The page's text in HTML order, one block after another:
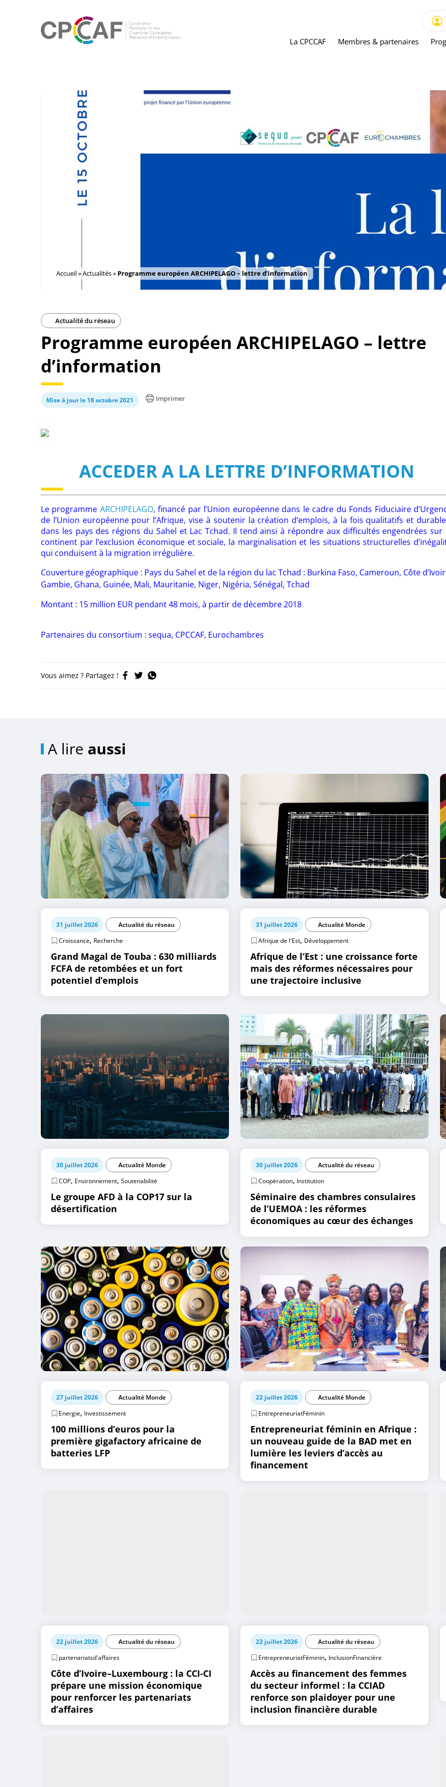
La CPCCAF Membres & partenaires
Accueil»Actualités» Programme européen ARCHIPELAGO – lettre d’information
Actualité du réseau
Programme européen ARCHIPELAGO – lettre
d’information
Mise à jour le 18 octobre 2021 Imprimer
ACCEDER A LA LETTRE D’INFORMATION
Le programme ARCHIPELAGO, financé par l’Union européenne dans le cadre du Fonds Fiduciaire
de l’Union européenne pour l’Afrique, vise à soutenir la création d’emplois, à la fois qualitatifs et
dans les pays des régions du Sahel et Lac Tchad. Il tend ainsi à répondre aux difficultés engendrées sur
continent par l’exclusion économique et sociale, la marginalisation et les situations structurelles
qui conduisent à la migration irrégulière.
Couverture géographique : Pays du Sahel et de la région du lac Tchad : Burkina Faso, Cameroun, Côte
Gambie, Ghana, Guinée, Mali, Mauritanie, Niger, Nigéria, Sénégal, Tchad
Montant : 15 million EUR pendant 48 mois, à partir de décembre 2018
Partenaires du consortium : sequa, CPCCAF, Eurochambres
Vous aimez ? Partagez !
A lire aussi
31 juillet 2026
Actualité du réseau
Croissance, Recherche
Grand Magal de Touba : 630 milliards
FCFA de retombées et un fort
potentiel d’emplois
31 juillet 2026
Actualité Monde
Afrique de l'Est, Développement
Afrique de l’Est : une croissance forte
mais des réformes nécessaires pour
une trajectoire inclusive
30 juillet 2026
Actualité Monde
COP, Environnement, Soutenabilité
Le groupe AFD à la COP17 sur la
désertification
30 juillet 2026
Actualité du réseau
Coopération, Institution
Séminaire des chambres consulaires
de l’UEMOA : les réformes
économiques au cœur des échanges
27 juillet 2026
Actualité Monde
Energie, Investissement
100 millions d’euros pour la
première gigafactory africaine de
batteries LFP
22 juillet 2026
Actualité Monde
EntrepreneuriatFéminin
Entrepreneuriat féminin en Afrique :
un nouveau guide de la BAD met en
lumière les leviers d’accès au
financement
22 juillet 2026
Actualité du réseau
partenariatsd'affaires
Côte d’Ivoire–Luxembourg : la CCI-CI
prépare une mission économique
pour renforcer les partenariats
d’affaires
22 juillet 2026
Actualité du réseau
EntrepreneuriatFéminin, InclusionFinancière
Accès au financement des femmes
du secteur informel : la CCIAD
renforce son plaidoyer pour une
inclusion financière durable